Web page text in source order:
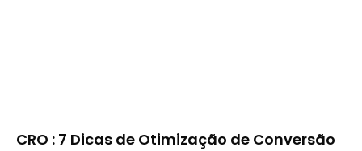
CRO : 7 Dicas de Otimização de Conversão